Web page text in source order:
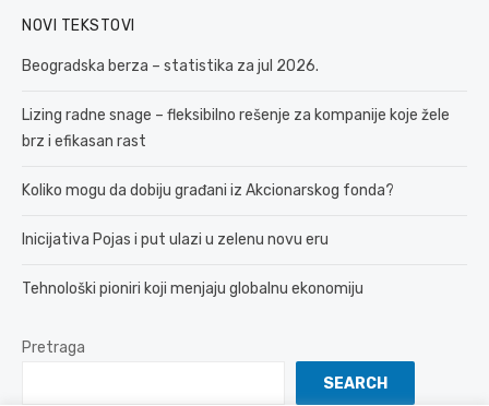
NOVI TEKSTOVI
Beogradska berza – statistika za jul 2026.
Lizing radne snage – fleksibilno rešenje za kompanije koje žele
brz i efikasan rast
Koliko mogu da dobiju građani iz Akcionarskog fonda?
Inicijativa Pojas i put ulazi u zelenu novu eru
Tehnološki pioniri koji menjaju globalnu ekonomiju
Pretraga
SEARCH